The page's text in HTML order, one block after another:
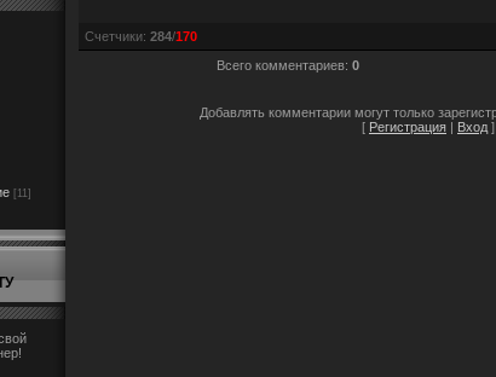
[11]
Счетчики: 284/170
Всего комментариев: 0
Добавлять комментарии могут только
[ Регистрация | Вход ]